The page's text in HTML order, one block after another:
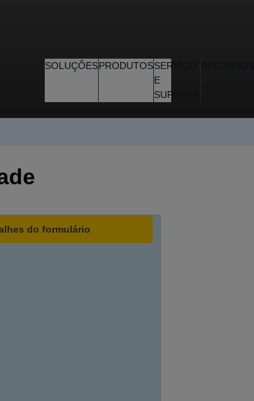
SOLUÇÕESPRODUTOSSERVIÇO
E
SUPORTE
do formulário